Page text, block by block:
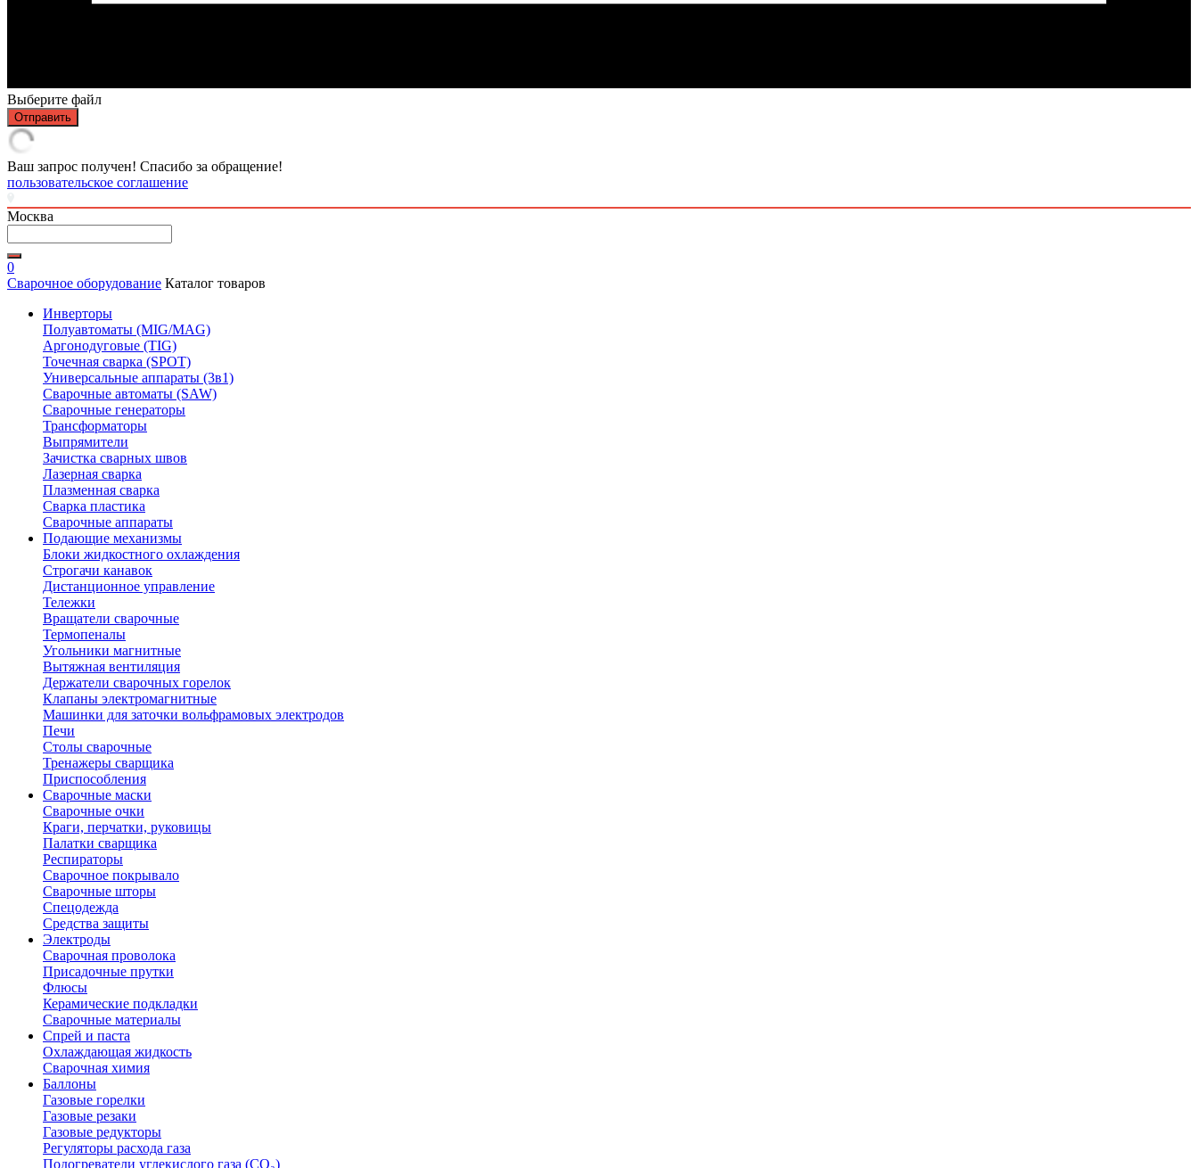
Выберите файл
Отправить
Ваш запрос получен! Спасибо за обращение!
пользовательское соглашение
Москва
0
Сварочное оборудование Каталог товаров
Инверторы
Полуавтоматы (MIG/MAG)
Аргонодуговые (TIG)
Точечная сварка (SPOT)
Универсальные аппараты (3в1)
Сварочные автоматы (SAW)
Сварочные генераторы
Трансформаторы
Выпрямители
Зачистка сварных швов
Лазерная сварка
Плазменная сварка
Сварка пластика
Сварочные аппараты
Подающие механизмы
Блоки жидкостного охлаждения
Строгачи канавок
Дистанционное управление
Тележки
Вращатели сварочные
Термопеналы
Угольники магнитные
Вытяжная вентиляция
Держатели сварочных горелок
Клапаны электромагнитные
Машинки для заточки вольфрамовых электродов
Печи
Столы сварочные
Тренажеры сварщика
Приспособления
Сварочные маски
Сварочные очки
Краги, перчатки, руковицы
Палатки сварщика
Респираторы
Сварочное покрывало
Сварочные шторы
Спецодежда
Средства защиты
Электроды
Сварочная проволока
Присадочные прутки
Флюсы
Керамические подкладки
Сварочные материалы
Спрей и паста
Охлаждающая жидкость
Сварочная химия
Баллоны
Газовые горелки
Газовые резаки
Газовые редукторы
Регуляторы расхода газа
Подогреватели углекислого газа (CO₂)